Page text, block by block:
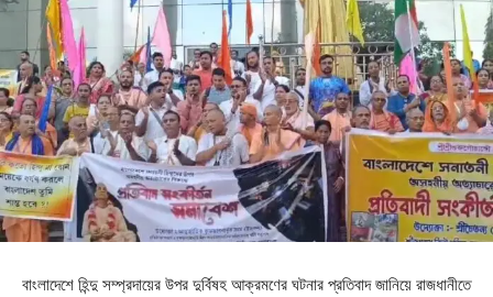
বাংলাদেশে হিন্দু সম্প্রদায়ের উপর দুর্বিষহ আক্রমণের ঘটনার প্রতিবাদ জানিয়ে রাজধানীতে